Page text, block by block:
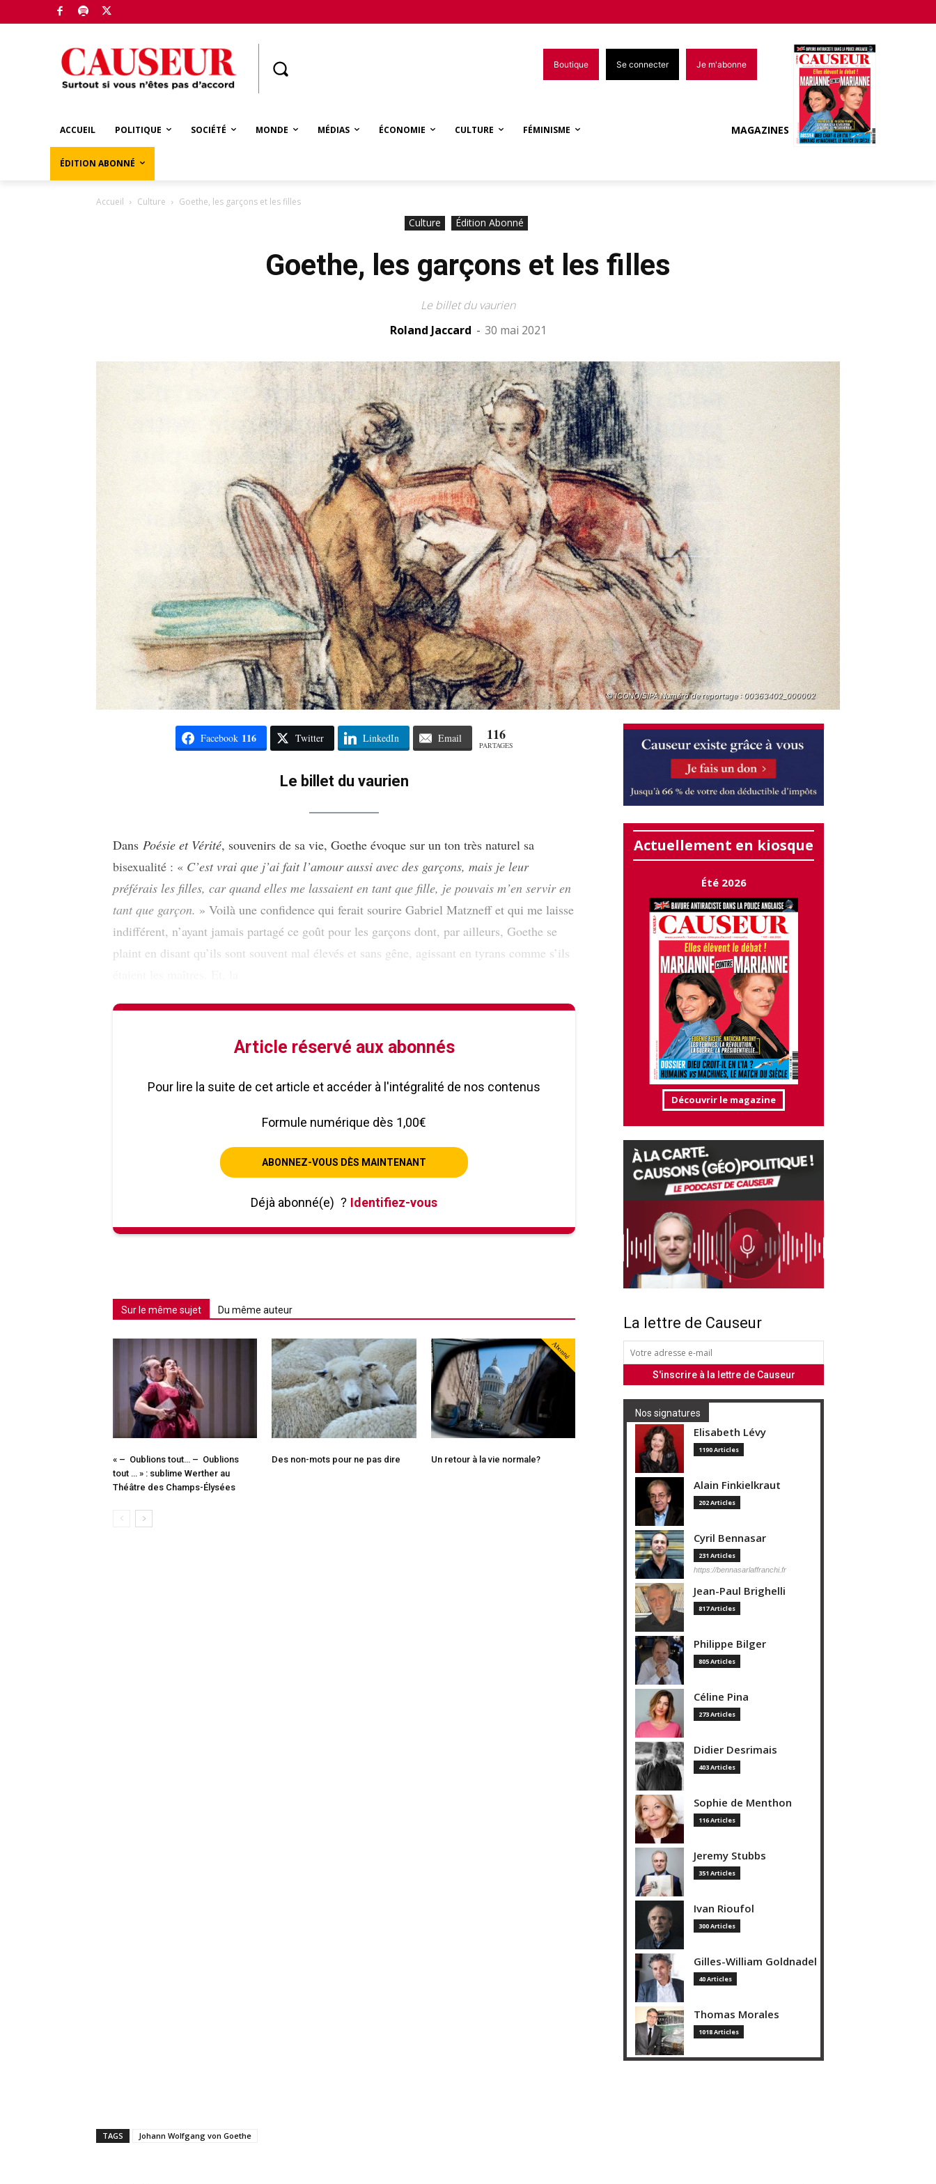
Boutique Se connecter Je m'abonne
ACCUEIL POLITIQUE SOCIÉTÉ MONDE MÉDIAS ÉCONOMIE CULTURE FÉMINISME
ÉDITION ABONNÉ
MAGAZINES
Accueil Culture Goethe, les garçons et les filles
Culture Édition Abonné
Goethe, les garçons et les filles
Le billet du vaurien
Roland Jaccard - 30 mai 2021
© ICONO/SIPA Numéro de reportage : 00363402_000002
Facebook 116 Twitter LinkedIn Email 116
PARTAGES
Le billet du vaurien
Dans Poésie et Vérité, souvenirs de sa vie, Goethe évoque sur un ton très naturel sa
bisexualité : « C’est vrai que j’ai fait l’amour aussi avec des garçons, mais je leur
préférais les filles, car quand elles me lassaient en tant que fille, je pouvais m’en servir en
tant que garçon. » Voilà une confidence qui ferait sourire Gabriel Matzneff et qui me laisse
indifférent, n’ayant jamais partagé ce goût pour les garçons dont, par ailleurs, Goethe se
plaint en disant qu’ils sont souvent mal élevés et sans gêne, agissant en tyrans comme s’ils
Article réservé aux abonnés
Pour lire la suite de cet article et accéder à l'intégralité de nos contenus
Formule numérique dès 1,00€
ABONNEZ-VOUS DÈS MAINTENANT
Déjà abonné(e) ? Identifiez-vous
Sur le même sujet Du même auteur
« – Oublions tout… – Oublions
tout … » : sublime Werther au
Théâtre des Champs-Élysées
Des non-mots pour ne pas dire
Abonné
Un retour à la vie normale?
Actuellement en kiosque
Été 2026
Découvrir le magazine
La lettre de Causeur
Nos signatures
Elisabeth Lévy
1190 Articles
Alain Finkielkraut
202 Articles
Cyril Bennasar
231 Articles
https://bennasarlaffranchi.fr
Jean-Paul Brighelli
817 Articles
Philippe Bilger
805 Articles
Céline Pina
273 Articles
Didier Desrimais
403 Articles
Sophie de Menthon
116 Articles
Jeremy Stubbs
351 Articles
Ivan Rioufol
300 Articles
Gilles-William Goldnadel
40 Articles
Thomas Morales
1018 Articles
TAGS Johann Wolfgang von Goethe